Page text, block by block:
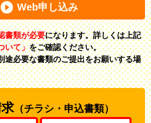
Web申し込み
書類が必要になります。詳しくは上記
いて」をご確認ください。
必要な書類のご提出をお願いする場
（チラシ・申込書類）